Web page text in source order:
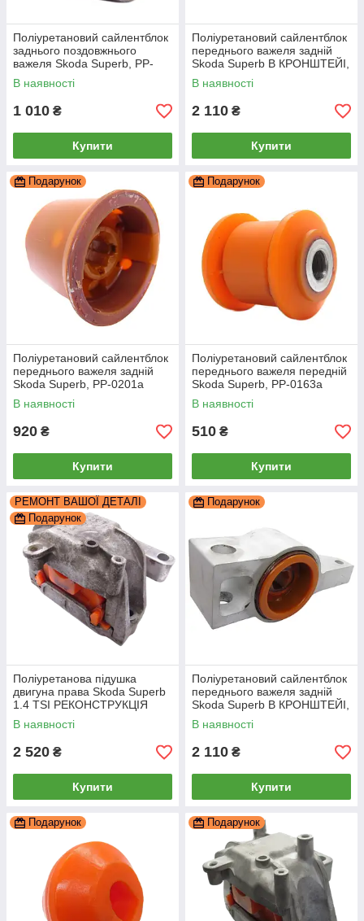
Поліуретановий сайлентблок
заднього поздовжнього
важеля Skoda Superb, PP-
0122b
В наявності
1 010 ₴
Купити
Поліуретановий сайлентблок
переднього важеля задній
Skoda Superb В КРОНШТЕЙІ,
PP-0201d
В наявності
2 110 ₴
Купити
Подарунок
Поліуретановий сайлентблок
переднього важеля задній
Skoda Superb, PP-0201a
В наявності
920 ₴
Купити
Подарунок
Поліуретановий сайлентблок
переднього важеля передній
Skoda Superb, PP-0163a
В наявності
510 ₴
Купити
РЕМОНТ ВАШОЇ ДЕТАЛІ
Подарунок
Поліуретанова підушка
двигуна права Skoda Superb
1.4 TSI РЕКОНСТРУКЦІЯ
ВАШОЇ, PP-0359pbe
В наявності
2 520 ₴
Купити
Подарунок
Поліуретановий сайлентблок
переднього важеля задній
Skoda Superb В КРОНШТЕЙІ,
PP-0201da
В наявності
2 110 ₴
Купити
Подарунок Подарунок